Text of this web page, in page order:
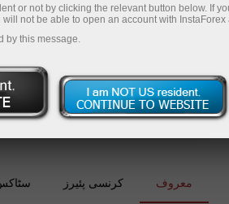
تجارتی اکاؤنٹ
ڈیمو اکاؤنٹ کھولیں
معروف کرنسی پئیرز
or not by clicking the relevant button below. If
not be able to open an account with InstaForex
by this message.